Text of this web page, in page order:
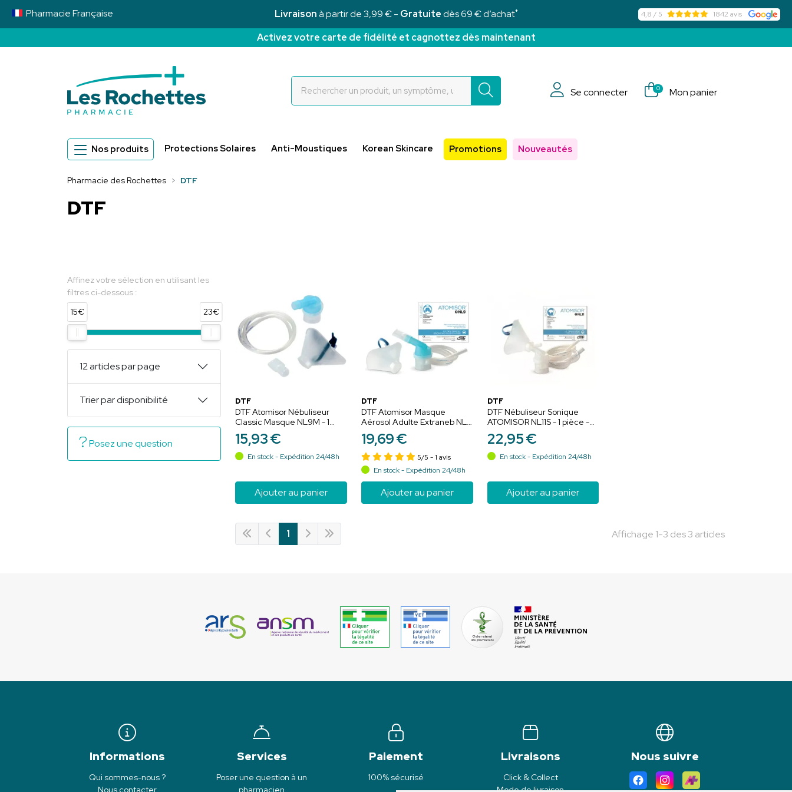
Livraisonà partir de 3,99 € - Gratuitedès 69 € d’achat*
PharmacieFrançaise 4,8 / 5 1842 avis
Activez votre carte de fidélité et cagnottez dès maintenant
Se connecter
0 Mon panier
Nos produits Protections Solaires Anti-Moustiques Korean Skincare Promotions Nouveautés
Pharmacie des Rochettes DTF
DTF
DTF
DTF Atomisor Nébuliseur
Classic Masque NL9M - 1
pièce - Traitement des
affections respiratoires
15,93€
En stock - Expédition 24/48h
Ajouter au panier
DTF
DTF Atomisor Masque
Aérosol Adulte Extraneb NL9
- 1 pièce - Traitement des
affections respiratoires
19,69€
5/5 - 1 avis
En stock - Expédition 24/48h
Ajouter au panier
DTF
DTF Nébuliseur Sonique
ATOMISOR NL11S - 1 pièce -
Traitement des affections
respiratoires
22,95€
En stock - Expédition 24/48h
Ajouter au panier
Affichage 1-3 des 3 articles
1
Affinez votre sélection en utilisant les
filtres ci-dessous :
15€
23€
12 articles par page
Trier par disponibilité
Posez une question
Informations
Qui sommes-nous ?
Nous contacter
Services
Poser une question à un
pharmacien
Paiement
100% sécurisé
Livraisons
Click & Collect
Mode de livraison
Nous suivre